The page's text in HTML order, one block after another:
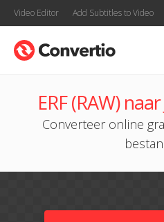
Video Editor Add Subtitles to Video
ERF (RAW)
Converteer online